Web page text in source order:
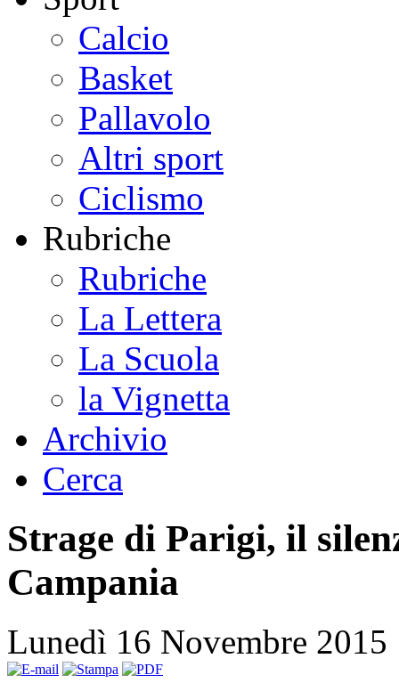
Calcio
Basket
Pallavolo
Altri sport
Ciclismo
Rubriche
Rubriche
La Lettera
La Scuola
la Vignetta
Archivio
Cerca
Strage di Parigi, il
Campania
Lunedì 16 Novembre